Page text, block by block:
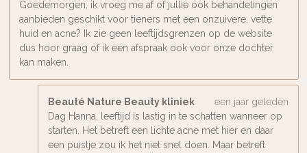
Goedemorgen, ik vroeg me af of jullie ook behandelingen
aanbieden geschikt voor tieners met een onzuivere, vette
huid en acne? Ik zie geen leeftijdsgrenzen op de website
dus hoor graag of ik een afspraak ook voor onze dochter
kan maken.
Beauté Nature Beauty kliniek
een jaar geleden
Dag Hanna, leeftijd is lastig in te schatten wanneer op
starten. Het betreft een lichte acne met hier en daar
een puistje zou ik het niet snel doen. Maar betreft